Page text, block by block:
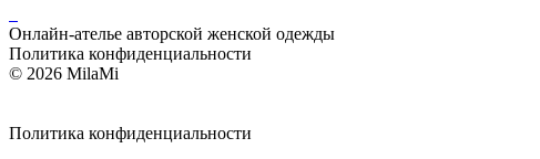
Онлайн-ателье авторской женской одежды
Политика конфиденциальности
© 2026 MilaMi
Политика конфиденциальности